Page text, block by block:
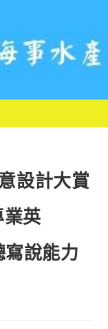
設計大賞
英
寫說能力